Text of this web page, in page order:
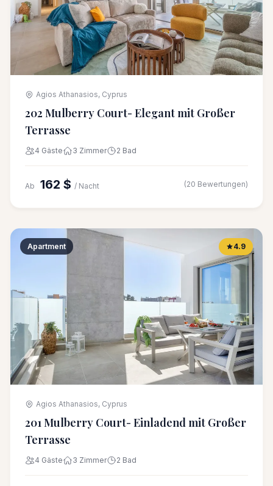
Agios Athanasios, Cyprus
202 Mulberry Court- Elegant mit Großer
Terrasse
4 Gäste 3 Zimmer 2 Bad
Ab 162 $ / Nacht (20 Bewertungen)
Apartment 4.9
Agios Athanasios, Cyprus
201 Mulberry Court- Einladend mit Großer
Terrasse
4 Gäste 3 Zimmer 2 Bad